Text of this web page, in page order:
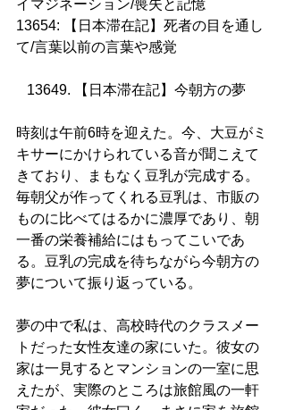
イマジネーション/喪失と記憶
13654: 【日本滞在記】死者の目を通し
て/言葉以前の言葉や感覚
13649. 【日本滞在記】今朝方の夢
時刻は午前6時を迎えた。今、大豆がミ
キサーにかけられている音が聞こえて
きており、まもなく豆乳が完成する。
毎朝父が作ってくれる豆乳は、市販の
ものに比べてはるかに濃厚であり、朝
一番の栄養補給にはもってこいであ
る。豆乳の完成を待ちながら今朝方の
夢について振り返っている。
夢の中で私は、高校時代のクラスメー
トだった女性友達の家にいた。彼女の
家は一見するとマンションの一室に思
えたが、実際のところは旅館風の一軒